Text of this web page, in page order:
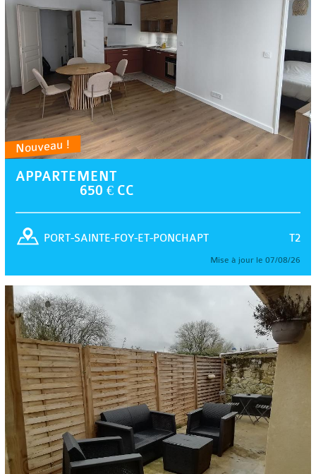
Nouveau !
APPARTEMENT
650 € CC
T2
PORT-SAINTE-FOY-ET-PONCHAPT
Mise à jour le 07/08/26